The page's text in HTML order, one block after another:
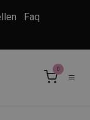
Faq
0